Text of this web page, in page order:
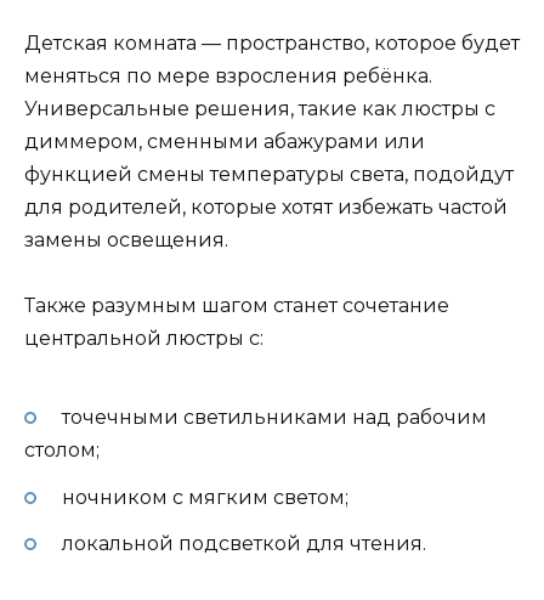
Детская комната — пространство, которое будет
меняться по мере взросления ребёнка.
Универсальные решения, такие как люстры с
диммером, сменными абажурами или
функцией смены температуры света, подойдут
для родителей, которые хотят избежать частой
замены освещения.
Также разумным шагом станет сочетание
центральной люстры с:
точечными светильниками над рабочим
столом;
ночником с мягким светом;
локальной подсветкой для чтения.